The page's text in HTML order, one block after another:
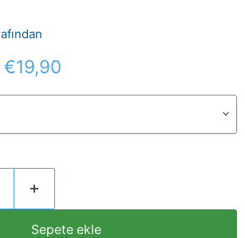
Mevcut fiyat
€19,90
Sepete ekle